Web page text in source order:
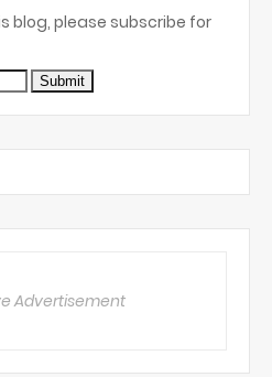
blog, please subscribe for
Advertisement